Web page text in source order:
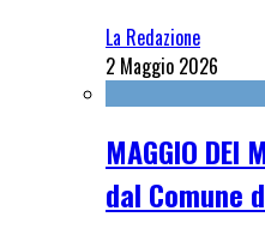
La Redazione
2 Maggio 2026
MAGGIO
dal Comune